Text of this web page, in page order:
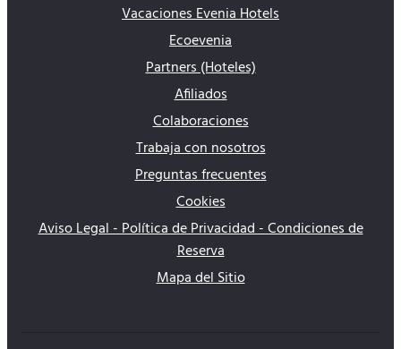
Vacaciones Evenia Hotels
Ecoevenia
Partners (Hoteles)
Afiliados
Colaboraciones
Trabaja con nosotros
Preguntas frecuentes
Cookies
Aviso Legal - Política de Privacidad - Condiciones de
Reserva
Mapa del Sitio